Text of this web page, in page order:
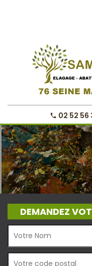
02 52 56
DEMANDEZ